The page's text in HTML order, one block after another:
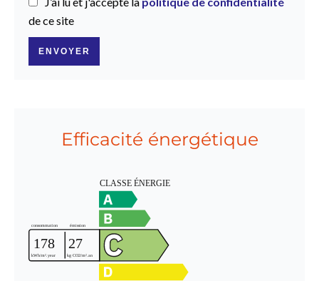
de ce site
ENVOYER
Efficacité énergétique